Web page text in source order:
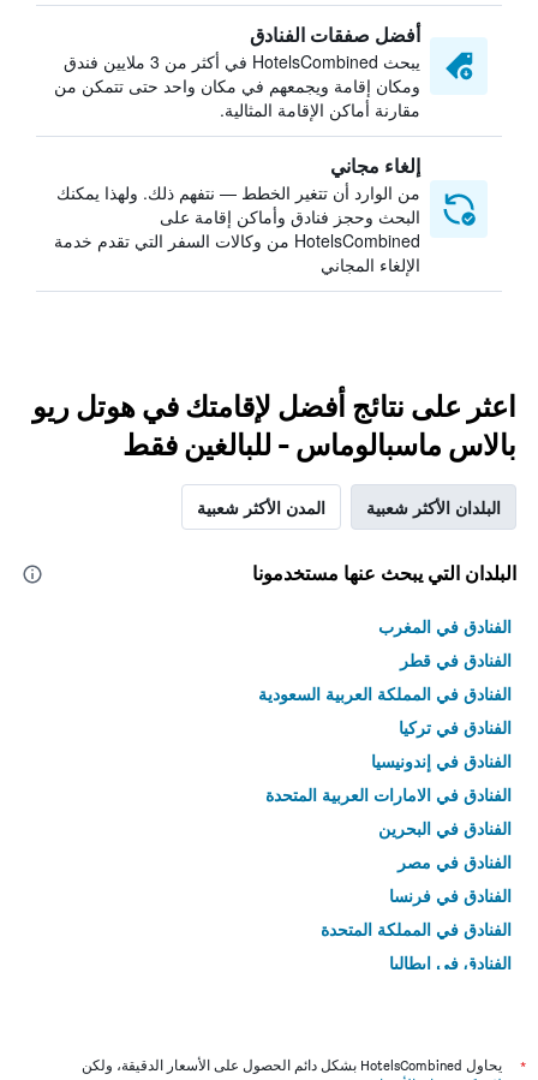
أفضل صفقات الفنادق
يبحث HotelsCombined في أكثر من 3 ملايين فندق
ومكان إقامة ويجمعهم في مكان واحد حتى تتمكن من
مقارنة أماكن الإقامة المثالية.
إلغاء مجاني
من الوارد أن تتغير الخطط — نتفهم ذلك. ولهذا يمكنك
البحث وحجز فنادق وأماكن إقامة على
HotelsCombined من وكالات السفر التي تقدم خدمة
الإلغاء المجاني
اعثر على نتائج أفضل لإقامتك في هوتل ريو
بالاس ماسبالوماس - للبالغين فقط
البلدان الأكثر شعبية المدن الأكثر شعبية
البلدان التي يبحث عنها مستخدمونا
الفنادق في المغرب
الفنادق في قطر
الفنادق في المملكة العربية السعودية
الفنادق في تركيا
الفنادق في إندونيسيا
الفنادق في الامارات العربية المتحدة
الفنادق في البحرين
الفنادق في مصر
الفنادق في فرنسا
الفنادق في المملكة المتحدة
الفنادق في إيطاليا
*
يحاول HotelsCombined بشكل دائم الحصول على الأسعار الدقيقة، ولكن